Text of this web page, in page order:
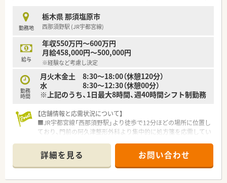
かした薬局運営を大切にしています。
■離職率が非常に低く、穏やかでアットホームな社風が魅力で、
安心して長く働ける環境です。
【こんな取り組みをしています】
■定期的な勉強会の開催やOJT研修などを通じて、薬剤師として
のスキルアップを積極的に支援します。
■現在はシフト制勤務を導入しており、スタッフの残業時間を調
整し、負担軽減に努めています。
■各店舗の特色を活かした薬局運営を推奨しており、現場の意見
勤務地
栃木県 那須塩原市
西那須野駅 (JR宇都宮線)
給与
年収550万円～600万円
月給458,000円～500,000円
※経験など考慮し決定
勤務
時間
月火木金土 8:30～18:00（休憩120分）
水 8:30～12:30（休憩00分）
※上記のうち、1日最大8時間、週40時間シフト制勤務
【店舗情報と応需状況について】
■JR宇都宮線「西那須野駅」より徒歩で12分ほどの場所に位置し
ており、門前の阿久津整形外科より集中的に処方箋を応需してい
■整形外科メインの応需状況であり、処方箋枚数は1日あたり70
枚から80枚程度と、着実かつスピーディーな対応が求められま
す。
■常勤薬剤師1名とパート薬剤師1名の常時1.5名体制を想定して
詳細を見る お問い合わせ